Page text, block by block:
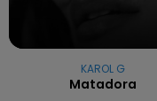
KAROL G
Matadora